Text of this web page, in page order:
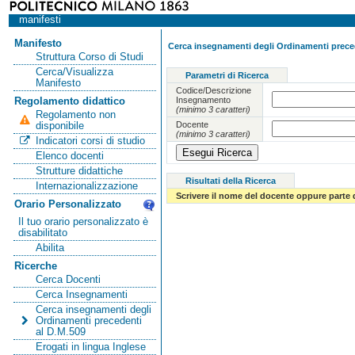
manifesti
Manifesto
Struttura Corso di Studi
Cerca/Visualizza
Manifesto
Regolamento didattico
Regolamento non
disponibile
Indicatori corsi di studio
Elenco docenti
Strutture didattiche
Internazionalizzazione
Orario Personalizzato
Il tuo orario personalizzato è
disabilitato
Abilita
Ricerche
Cerca Docenti
Cerca Insegnamenti
Cerca insegnamenti degli
Ordinamenti precedenti
al D.M.509
Erogati in lingua Inglese
Cerca insegnamenti degli Ordinamenti
Parametri di Ricerca
Codice/Descrizione
Insegnamento
(minimo 3 caratteri)
Docente
(minimo 3 caratteri)
Risultati della Ricerca
Scrivere il nome del docente oppure